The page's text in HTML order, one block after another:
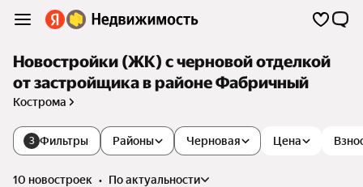
Новостройки (ЖК) с черновой отделкой
от застройщика в районе Фабричный
Кострома
3 Фильтры Цена
Районы Черновая
10 новостроек •
по актуальности